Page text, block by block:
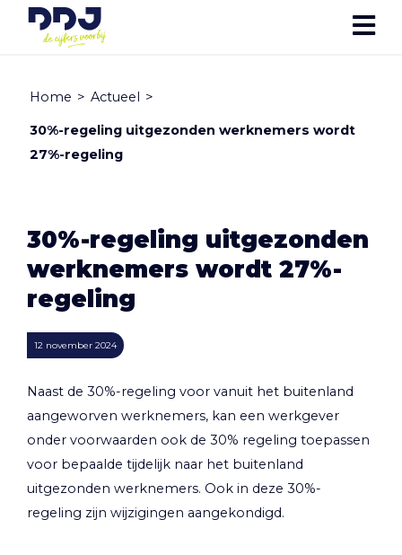
Home > Actueel >
30%-regeling uitgezonden werknemers wordt
27%-regeling
30%-regeling uitgezonden
werknemers wordt 27%-
regeling
12 november 2024
Naast de 30%-regeling voor vanuit het buitenland
aangeworven werknemers, kan een werkgever
onder voorwaarden ook de 30% regeling toepassen
voor bepaalde tijdelijk naar het buitenland
uitgezonden werknemers. Ook in deze 30%-
regeling zijn wijzigingen aangekondigd.